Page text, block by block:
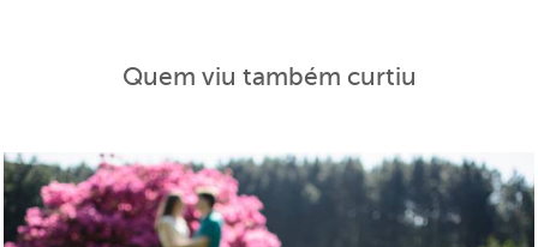
Quem viu também curtiu